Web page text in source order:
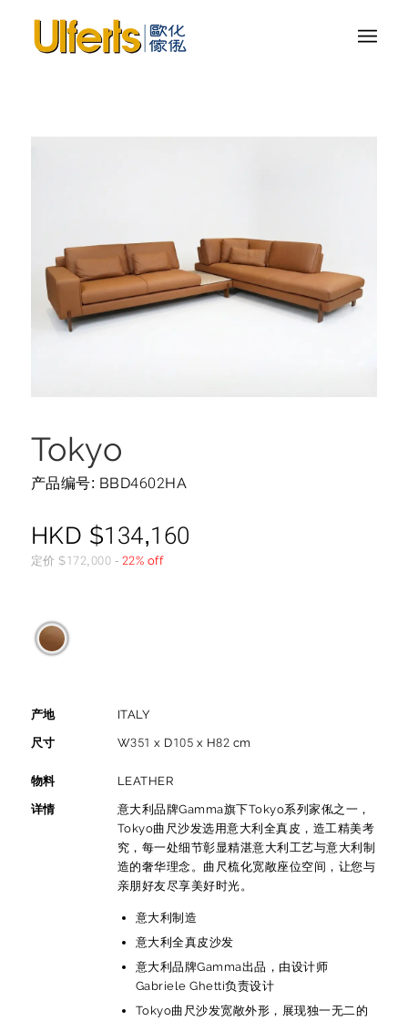
Tokyo
产品编号: BBD4602HA
HKD $134,160
定价$172,000 - 22% off
产地 ITALY
尺寸 W351 x D105 x H82 cm
物料 LEATHER
详情
意大利品牌Gamma旗下Tokyo系列家俬之一，
Tokyo曲尺沙发选用意大利全真皮，造工精美考
究，每一处细节彰显精湛意大利工艺与意大利制
造的奢华理念。曲尺梳化宽敞座位空间，让您与
亲朋好友尽享美好时光。
意大利制造
意大利全真皮沙发
意大利品牌Gamma出品，由设计师
Gabriele Ghetti负责设计
Tokyo曲尺沙发宽敞外形，展现独一无二的